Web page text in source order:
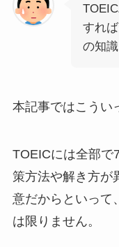
すれ
の知
本記事ではこうい
TOEICには全部で
策方法や解き方が
意だからといって
は限りません。